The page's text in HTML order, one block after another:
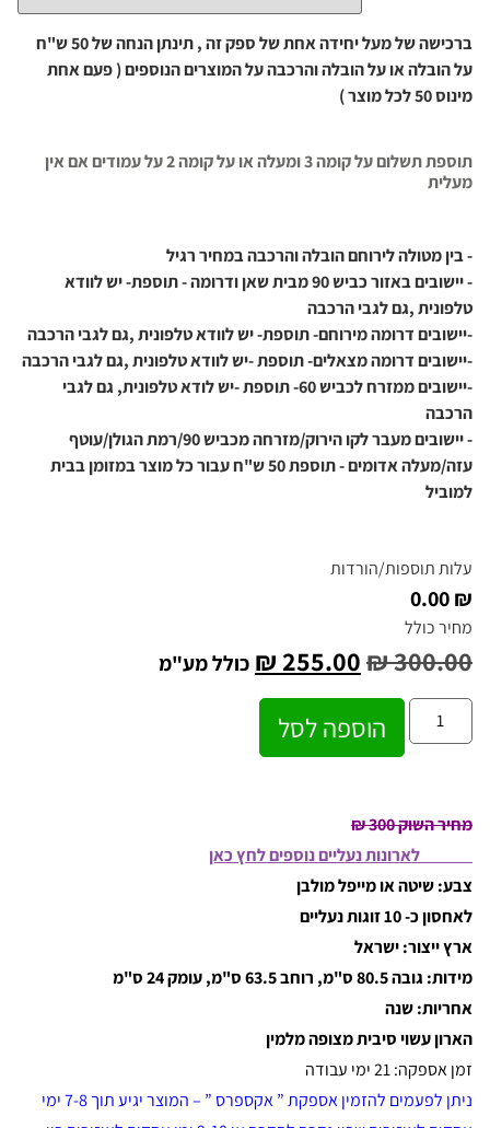
ברכישה של מעל יחידה אחת של ספק זה , תינתן הנחה של 50 ש"ח
על הובלה או על הובלה והרכבה על המוצרים הנוספים ( פעם אחת
מינוס 50 לכל מוצר )
תוספת תשלום על קומה 3 ומעלה או על קומה 2 על עמודים אם אין
מעלית
- בין מטולה לירוחם הובלה והרכבה במחיר רגיל
- יישובים באזור כביש 90 מבית שאן ודרומה - תוספת- יש לוודא
טלפונית ,גם לגבי הרכבה
-יישובים דרומה מירוחם- תוספת- יש לוודא טלפונית ,גם לגבי הרכבה
-יישובים דרומה מצאלים- תוספת -יש לוודא טלפונית ,גם לגבי הרכבה
-יישובים ממזרח לכביש 60- תוספת -יש לודא טלפונית, גם לגבי
הרכבה
- יישובים מעבר לקו הירוק/מזרחה מכביש 90/רמת הגולן/עוטף
עזה/מעלה אדומים - תוספת 50 ש"ח עבור כל מוצר במזומן בבית
למוביל
עלות תוספות/הורדות
₪ 0.00
מחיר כולל
₪300.00
₪255.00 כולל מע"מ
הוספה לסל
מחיר השוק 300 ₪
לארונות נעליים נוספים לחץ כאן
צבע: שיטה או מייפל מולבן
לאחסון כ- 10 זוגות נעליים
ארץ ייצור: ישראל
מידות: גובה 80.5 ס"מ, רוחב 63.5 ס"מ, עומק 24 ס"מ
אחריות: שנה
הארון עשוי סיבית מצופה מלמין
זמן אספקה: 21 ימי עבודה
ניתן לפעמים להזמין אספקת ” אקספרס ” – המוצר יגיע תוך 7-8 ימי